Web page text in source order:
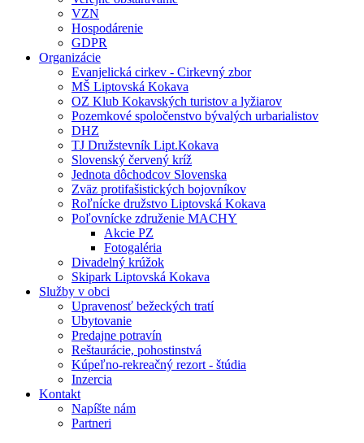
VZN
Hospodárenie
GDPR
Organizácie
Evanjelická cirkev - Cirkevný zbor
MŠ Liptovská Kokava
OZ Klub Kokavských turistov a lyžiarov
Pozemkové spoločenstvo bývalých urbarialistov
DHZ
TJ Družstevník Lipt.Kokava
Slovenský červený kríž
Jednota dôchodcov Slovenska
Zväz protifašistických bojovníkov
Roľnícke družstvo Liptovská Kokava
Poľovnícke združenie MACHY
Akcie PZ
Fotogaléria
Divadelný krúžok
Skipark Liptovská Kokava
Služby v obci
Upravenosť bežeckých tratí
Ubytovanie
Predajne potravín
Reštaurácie, pohostinstvá
Kúpeľno-rekreačný rezort - štúdia
Inzercia
Kontakt
Napíšte nám
Partneri